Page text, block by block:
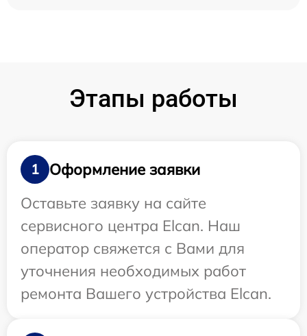
Этапы работы
1
Оформление заявки
Оставьте заявку на сайте
сервисного центра Elcan. Наш
оператор свяжется с Вами для
уточнения необходимых работ
ремонта Вашего устройства Elcan.